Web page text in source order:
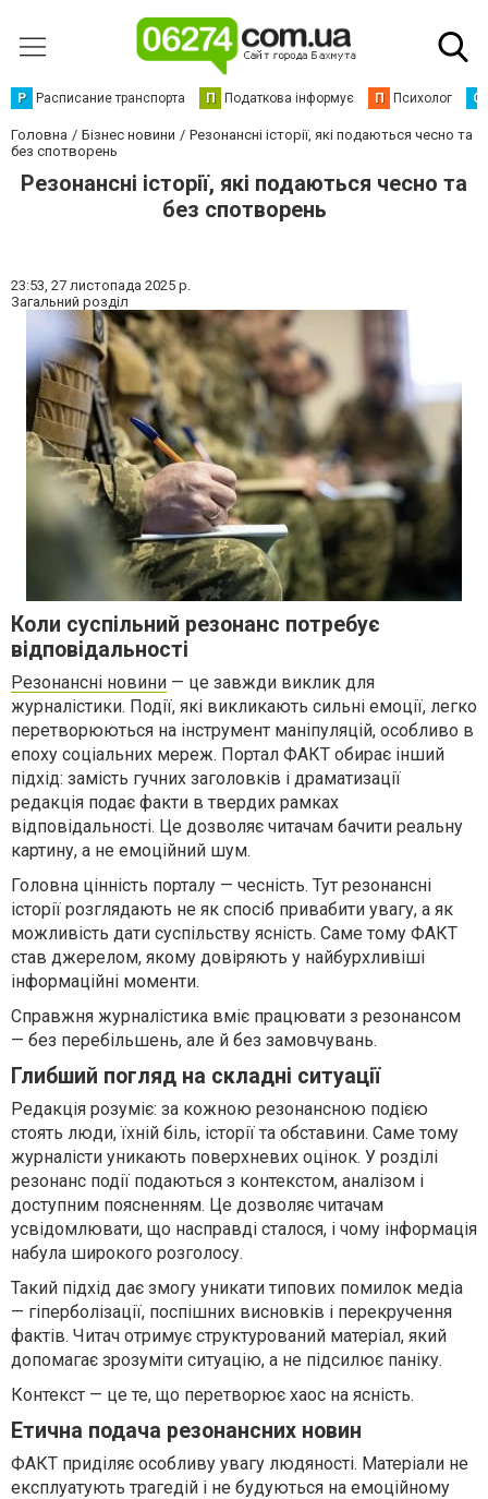
Р Расписание транспорта П Податкова інформує П Психолог С
Головна Бізнес новини
Резонансні історії, які подаються чесно та
без спотворень
Резонансні історії, які подаються чесно та
без спотворень
23:53, 27 листопада 2025 р.
Загальний розділ
Коли суспільний резонанс потребує
відповідальності
Резонансні новини — це завжди виклик для
журналістики. Події, які викликають сильні емоції, легко
перетворюються на інструмент маніпуляцій, особливо в
епоху соціальних мереж. Портал ФАКТ обирає інший
підхід: замість гучних заголовків і драматизації
редакція подає факти в твердих рамках
відповідальності. Це дозволяє читачам бачити реальну
картину, а не емоційний шум.
Головна цінність порталу — чесність. Тут резонансні
історії розглядають не як спосіб привабити увагу, а як
можливість дати суспільству ясність. Саме тому ФАКТ
став джерелом, якому довіряють у найбурхливіші
інформаційні моменти.
Справжня журналістика вміє працювати з резонансом
— без перебільшень, але й без замовчувань.
Глибший погляд на складні ситуації
Редакція розуміє: за кожною резонансною подією
стоять люди, їхній біль, історії та обставини. Саме тому
журналісти уникають поверхневих оцінок. У розділі
резонанс події подаються з контекстом, аналізом і
доступним поясненням. Це дозволяє читачам
усвідомлювати, що насправді сталося, і чому інформація
набула широкого розголосу.
Такий підхід дає змогу уникати типових помилок медіа
— гіперболізації, поспішних висновків і перекручення
фактів. Читач отримує структурований матеріал, який
допомагає зрозуміти ситуацію, а не підсилює паніку.
Контекст — це те, що перетворює хаос на ясність.
Етична подача резонансних новин
ФАКТ приділяє особливу увагу людяності. Матеріали не
експлуатують трагедій і не будуються на емоційному